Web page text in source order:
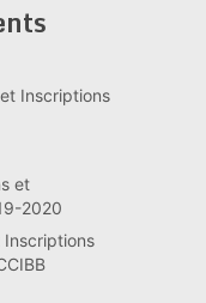
Inscriptions
et
2020
Inscriptions